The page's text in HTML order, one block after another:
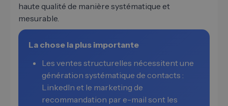
haute qualité de manière systématique et
mesurable.
La chose la plus importante
Les ventes structurelles nécessitent une
génération systématique de contacts :
LinkedIn et le marketing de
recommandation par e-mail sont les